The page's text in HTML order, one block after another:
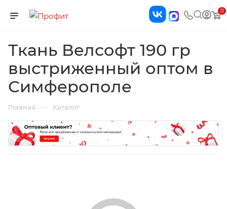
0
Ткань Велсофт 190 гр
выстриженный оптом в
Симферополе
Главная — Каталог